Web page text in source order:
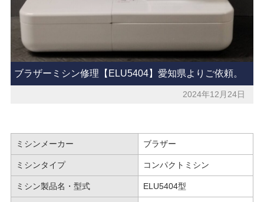
ブラザーミシン修理【ELU5404】愛知県よりご依頼。
2024年12月24日
ミシンメーカー ブラザー
ミシンタイプ コンパクトミシン
ミシン製品名・型式 ELU5404型